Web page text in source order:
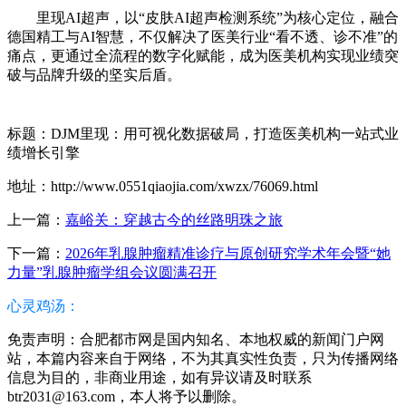
里现AI超声，以“皮肤AI超声检测系统”为核心定位，融合
德国精工与AI智慧，不仅解决了医美行业“看不透、诊不准”的
痛点，更通过全流程的数字化赋能，成为医美机构实现业绩突
破与品牌升级的坚实后盾。
标题：DJM里现：用可视化数据破局，打造医美机构一站式业
绩增长引擎
地址：http://www.0551qiaojia.com/xwzx/76069.html
上一篇： 嘉峪关：穿越古今的丝路明珠之旅
下一篇： 2026年乳腺肿瘤精准诊疗与原创研究学术年会暨“她
力量”乳腺肿瘤学组会议圆满召开
心灵鸡汤：
免责声明：合肥都市网是国内知名、本地权威的新闻门户网
站，本篇内容来自于网络，不为其真实性负责，只为传播网络
信息为目的，非商业用途，如有异议请及时联系
btr2031@163.com，本人将予以删除。